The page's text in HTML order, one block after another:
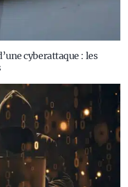
cyberattaque : les